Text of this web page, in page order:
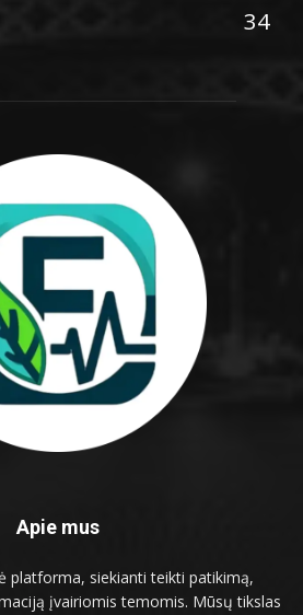
34
Apie mus
platforma, siekianti teikti patikimą,
įvairiomis temomis. Mūsų tikslas